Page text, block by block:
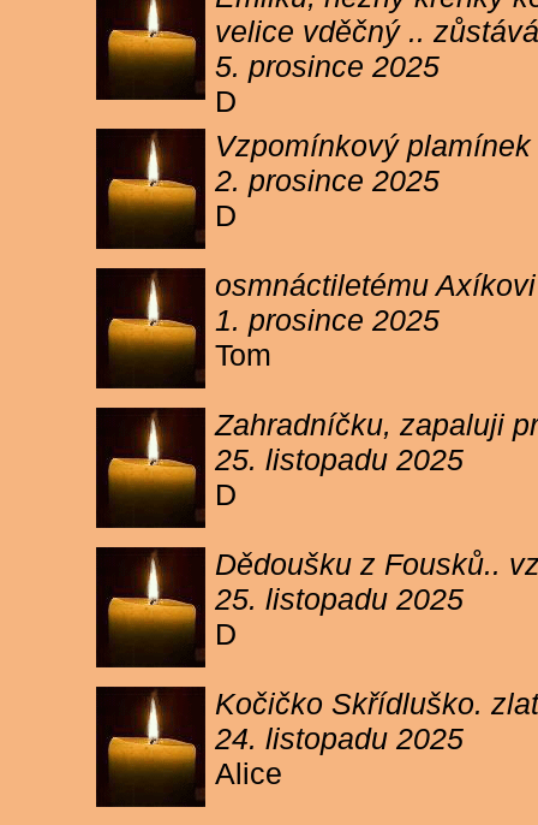
velice vděčný ..
5. prosince 2025
D
Vzpomínkový
2. prosince 2025
D
osmnáctiletému
1. prosince 2025
Tom
Zahradníčku, zapaluji
25. listopadu 2025
D
Dědoušku z Fousků..
25. listopadu 2025
D
Kočičko Skřídluško.
24. listopadu 2025
Alice